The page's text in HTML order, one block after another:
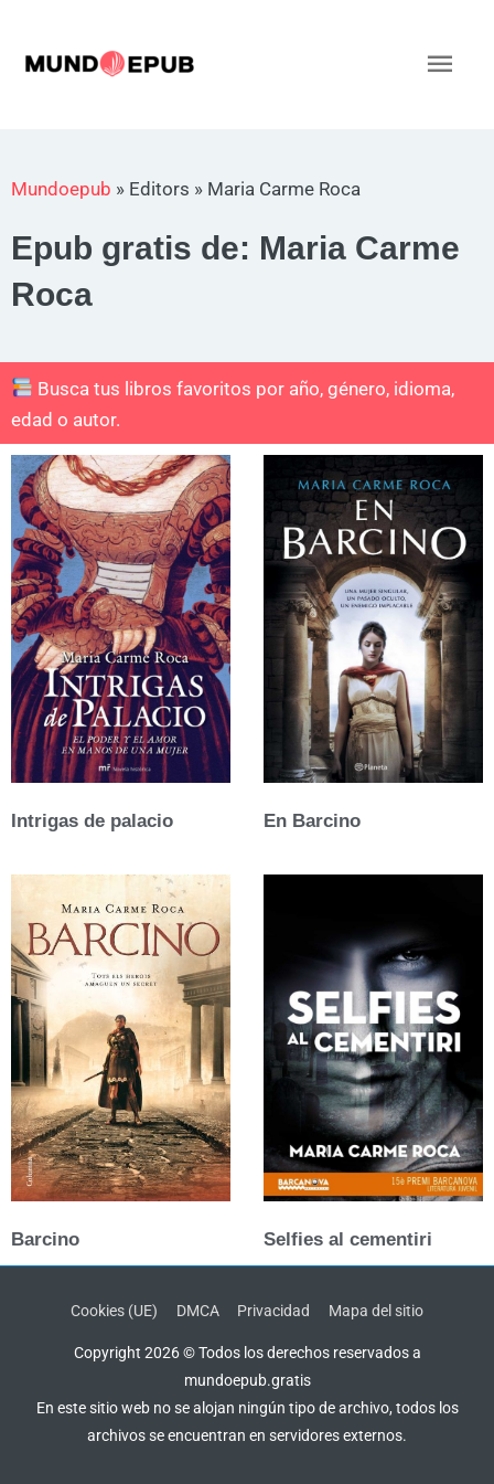
contenido
Mundoepub » Editors » Maria Carme Roca
Epub gratis de: Maria Carme
Roca
Busca tus libros favoritos por año, género, idioma,
edad o autor.
Intrigas de palacio En Barcino
Barcino Selfies al cementiri
Cookies (UE) DMCA Privacidad Mapa del sitio
Copyright 2026 © Todos los derechos reservados a
mundoepub.gratis
En este sitio web no se alojan ningún tipo de archivo, todos los
archivos se encuentran en servidores externos.